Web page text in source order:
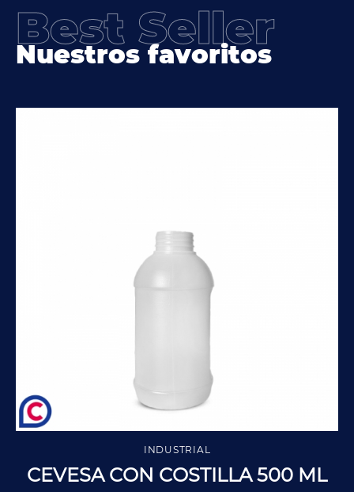
Best Seller
Nuestros favoritos
INDUSTRIAL
CEVESA CON COSTILLA 500 ML